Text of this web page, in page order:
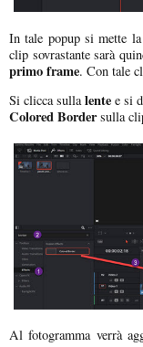
In tale popup si mette
clip sovrastante sarà
primo frame. Con tale
Si clicca sullalente e si
Colored Bordersulla
Al fotogramma verrà